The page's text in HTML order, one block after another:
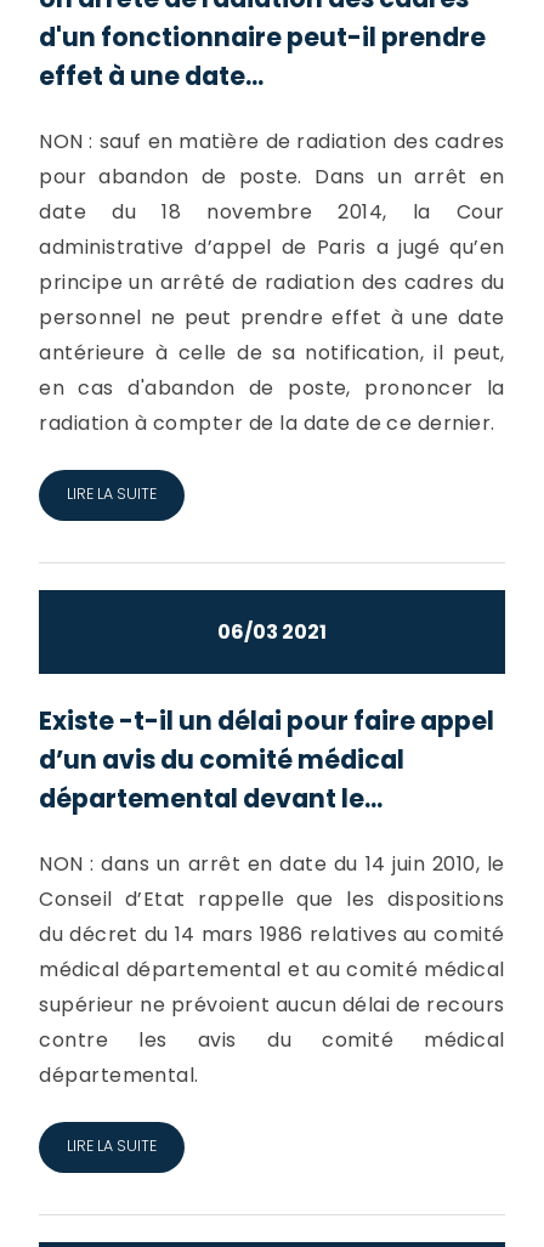
d'un fonctionnaire peut-il prendre
effet à une date...
NON : sauf en matière de radiation des cadres
pour abandon de poste. Dans un arrêt en
date du 18 novembre 2014, la Cour
administrative d’appel de Paris a jugé qu’en
principe un arrêté de radiation des cadres du
personnel ne peut prendre effet à une date
antérieure à celle de sa notification, il peut,
en cas d'abandon de poste, prononcer la
radiation à compter de la date de ce dernier.
LIRE LA SUITE
06/03 2021
Existe -t-il un délai pour faire appel
d’un avis du comité médical
départemental devant le...
NON : dans un arrêt en date du 14 juin 2010, le
Conseil d’Etat rappelle que les dispositions
du décret du 14 mars 1986 relatives au comité
médical départemental et au comité médical
supérieur ne prévoient aucun délai de recours
contre les avis du comité médical
départemental.
LIRE LA SUITE